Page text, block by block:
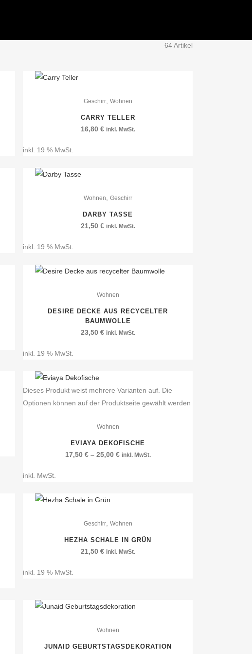
64 Artikel
Geschirr, Wohnen
CARRY TELLER
16,80 € inkl. MwSt.
inkl. 19 % MwSt.
Wohnen Geschirr
DARBY TASSE
21,50 € inkl. MwSt.
inkl. 19 % MwSt.
Wohnen
DESIRE DECKE AUS RECYCELTER
BAUMWOLLE
23,50 € inkl. MwSt.
inkl. 19 % MwSt.
Dieses Produkt weist mehrere Varianten auf. Die
Optionen können auf der Produktseite gewählt werden
Wohnen
EVIAYA DEKOFISCHE
17,50 €– 25,00 € inkl. MwSt.
inkl. MwSt.
Geschirr, Wohnen
HEZHA SCHALE IN GRÜN
21,50 € inkl. MwSt.
inkl. 19 % MwSt.
Wohnen
JUNAID GEBURTSTAGSDEKORATION